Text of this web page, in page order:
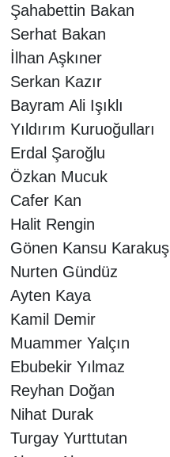
Şahabettin Bakan
Serhat Bakan
İlhan Aşkıner
Serkan Kazır
Bayram Ali Işıklı
Yıldırım Kuruoğulları
Erdal Şaroğlu
Özkan Mucuk
Cafer Kan
Halit Rengin
Gönen Kansu Karakuş
Nurten Gündüz
Ayten Kaya
Kamil Demir
Muammer Yalçın
Ebubekir Yılmaz
Reyhan Doğan
Nihat Durak
Turgay Yurttutan